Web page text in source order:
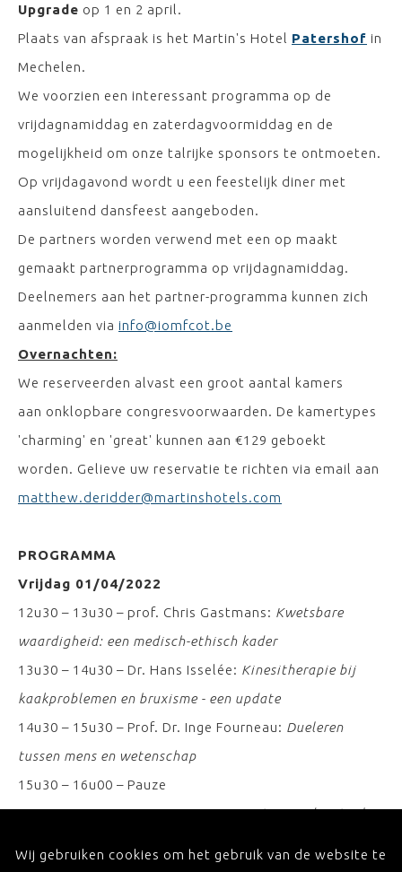
Wij gebruiken cookies om het gebruik van de website te
Upgrade op 1 en 2 april.
Plaats van afspraak is het Martin's Hotel Patershof in
Mechelen.
We voorzien een interessant programma op de
vrijdagnamiddag en zaterdagvoormiddag en de
mogelijkheid om onze talrijke sponsors te ontmoeten.
Op vrijdagavond wordt u een feestelijk diner met
aansluitend dansfeest aangeboden.
De partners worden verwend met een op maakt
gemaakt partnerprogramma op vrijdagnamiddag.
Deelnemers aan het partner-programma kunnen zich
aanmelden via info@iomfcot.be
Overnachten:
We reserveerden alvast een groot aantal kamers
aan onklopbare congresvoorwaarden. De kamertypes
'charming' en 'great' kunnen aan €129 geboekt
worden. Gelieve uw reservatie te richten via email aan
matthew.deridder@martinshotels.com
PROGRAMMA
Vrijdag 01/04/2022
12u30 – 13u30 – prof. Chris Gastmans: Kwetsbare
waardigheid: een medisch-ethisch kader
13u30 – 14u30 – Dr. Hans Isselée: Kinesitherapie bij
kaakproblemen en bruxisme - een update
14u30 – 15u30 – Prof. Dr. Inge Fourneau: Dueleren
tussen mens en wetenschap
15u30 – 16u00 – Pauze
16u00 – 17u00 – Ir. Dr. Yi Sun:3D Printing and Virtual